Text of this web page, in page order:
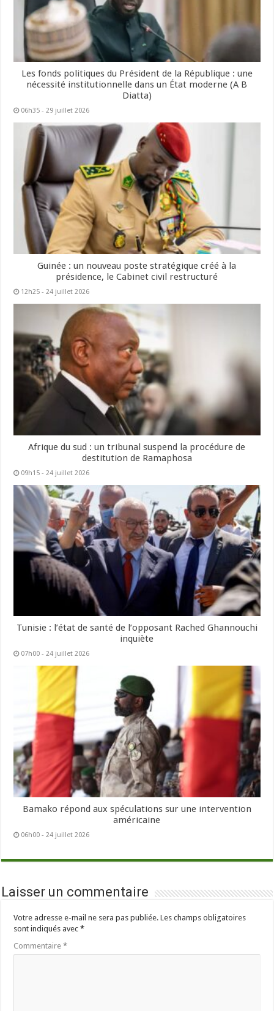
Les fonds politiques du Président de la République : une
nécessité institutionnelle dans un État moderne (A B
Diatta)
06h35 - 29 juillet 2026
Guinée : un nouveau poste stratégique créé à la
présidence, le Cabinet civil restructuré
12h25 - 24 juillet 2026
Afrique du sud : un tribunal suspend la procédure de
destitution de Ramaphosa
09h15 - 24 juillet 2026
Tunisie : l’état de santé de l’opposant Rached Ghannouchi
inquiète
07h00 - 24 juillet 2026
Bamako répond aux spéculations sur une intervention
américaine
06h00 - 24 juillet 2026
Laisser un commentaire
Votre adresse e-mail ne sera pas publiée. Les champs obligatoires
sont indiqués avec*
Commentaire*